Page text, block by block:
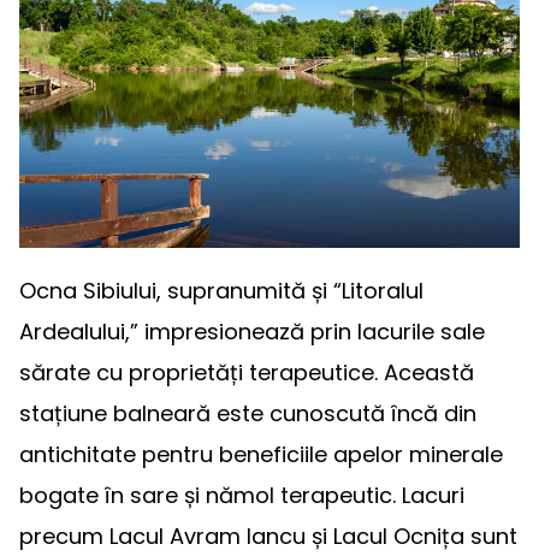
Ocna Sibiului, supranumită și “Litoralul
Ardealului,” impresionează prin lacurile sale
sărate cu proprietăți terapeutice. Această
stațiune balneară este cunoscută încă din
antichitate pentru beneficiile apelor minerale
bogate în sare și nămol terapeutic. Lacuri
precum Lacul Avram Iancu și Lacul Ocnița sunt